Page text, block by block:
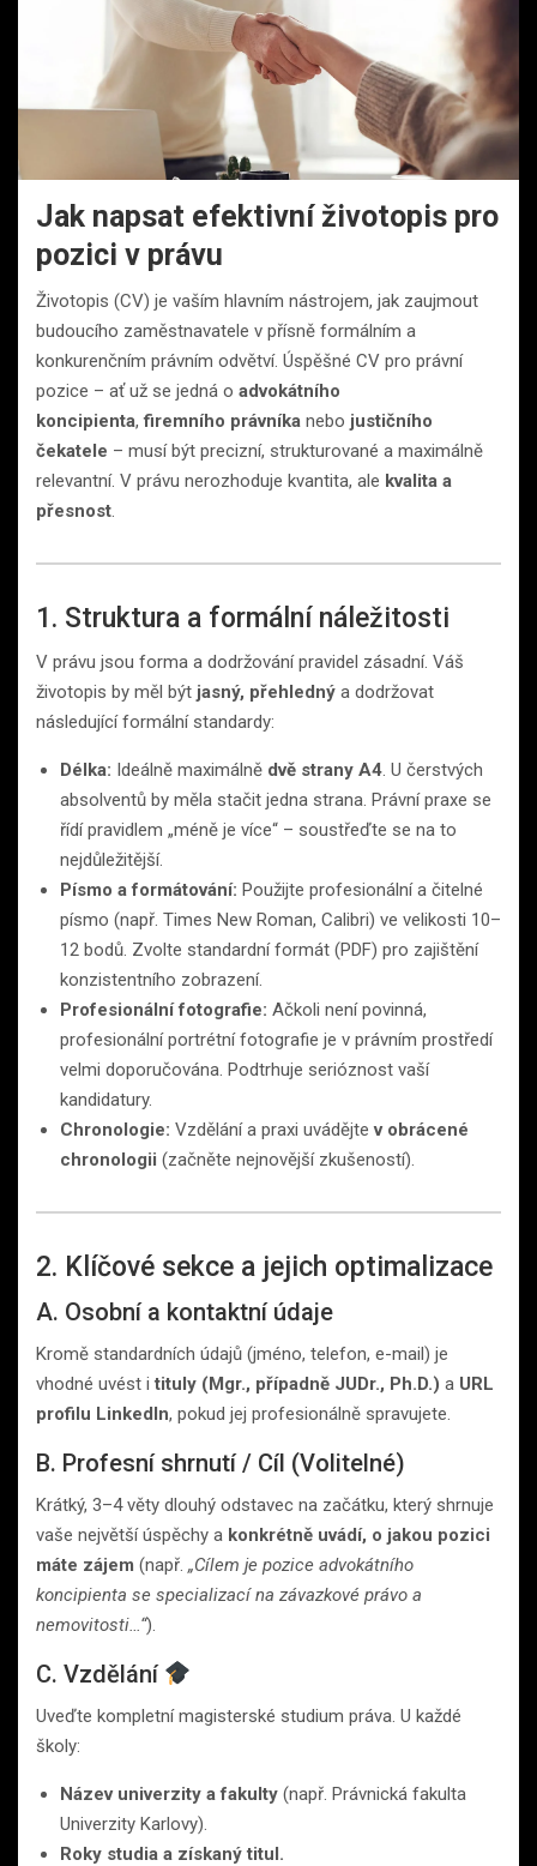
Jak napsat efektivní životopis pro
pozici v právu
Životopis (CV) je vaším hlavním nástrojem, jak zaujmout
budoucího zaměstnavatele v přísně formálním a
konkurenčním právním odvětví. Úspěšné CV pro právní
pozice – ať už se jedná o advokátního
koncipienta,firemního právníka nebo justičního
čekatele – musí být precizní, strukturované a maximálně
relevantní. V právu nerozhoduje kvantita, ale kvalita a
přesnost.
1. Struktura a formální náležitosti
V právu jsou forma a dodržování pravidel zásadní. Váš
životopis by měl být jasný, přehledný a dodržovat
následující formální standardy:
Délka: Ideálně maximálně dvě strany A4. U čerstvých
absolventů by měla stačit jedna strana. Právní praxe se
řídí pravidlem „méně je více“ – soustřeďte se na to
nejdůležitější.
Písmo a formátování: Použijte profesionální a čitelné
písmo (např. Times New Roman, Calibri) ve velikosti 10–
12 bodů. Zvolte standardní formát (PDF) pro zajištění
konzistentního zobrazení.
Profesionální fotografie: Ačkoli není povinná,
profesionální portrétní fotografie je v právním prostředí
velmi doporučována. Podtrhuje serióznost vaší
kandidatury.
Chronologie: Vzdělání a praxi uvádějtev obrácené
chronologii (začněte nejnovější zkušeností).
2. Klíčové sekce a jejich optimalizace
A. Osobní a kontaktní údaje
Kromě standardních údajů (jméno, telefon, e-mail) je
vhodné uvést itituly (Mgr., případně JUDr., Ph.D.) a URL
profilu LinkedIn, pokud jej profesionálně spravujete.
B. Profesní shrnutí / Cíl (Volitelné)
Krátký, 3–4 věty dlouhý odstavec na začátku, který shrnuje
vaše největší úspěchy a konkrétně uvádí, o jakou pozici
máte zájem (např. „Cílem je pozice advokátního
koncipienta se specializací na závazkové právo a
nemovitosti…“).
C. Vzdělání
Uveďte kompletní magisterské studium práva. U každé
školy:
Název univerzity a fakulty (např. Právnická fakulta
Univerzity Karlovy).
Roky studia a získaný titul.